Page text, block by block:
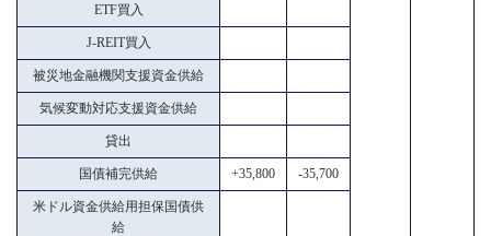
ETF買入
J-REIT買入
被災地金融機関支援資金供給
気候変動対応支援資金供給
貸出
国債補完供給 +35,800 -35,700
米ドル資金供給用担保国債供
給